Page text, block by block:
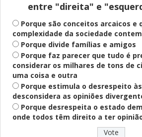
Saúde Mental
Plataforma oferece
mental para jovens
Definido
PT lança Patrus
ao governo de Minas
entre "direita" e
Porque são conceitos arcaicos e
complexidade da sociedade
Porque divide famílias e amigos
Porque faz parecer que tudo é
considerar os milhares de tons de
uma coisa e outra
Porque estimula o desrespeito
desconsidera as opiniões
Porque desrespeita o estado
onde todos têm direito a ter